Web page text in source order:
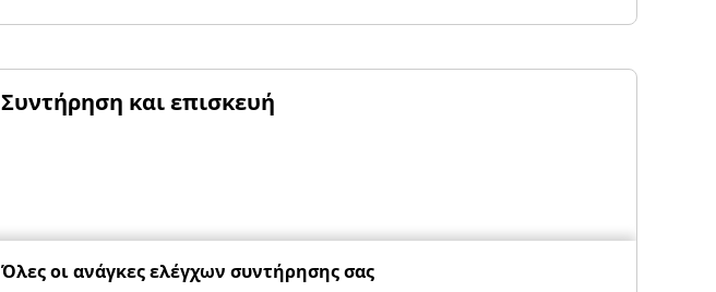
Συντήρηση και επισκευή
Όλες οι ανάγκες ελέγχων συντήρησης σας